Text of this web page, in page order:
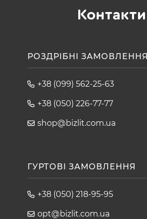
Контакти
РОЗДРІБНІ ЗАМОВЛЕННЯ
+38 (099) 562-25-63
+38 (050) 226-77-77
shop@bizlit.com.ua
ГУРТОВІ ЗАМОВЛЕННЯ
+38 (050) 218-95-95
opt@bizlit.com.ua